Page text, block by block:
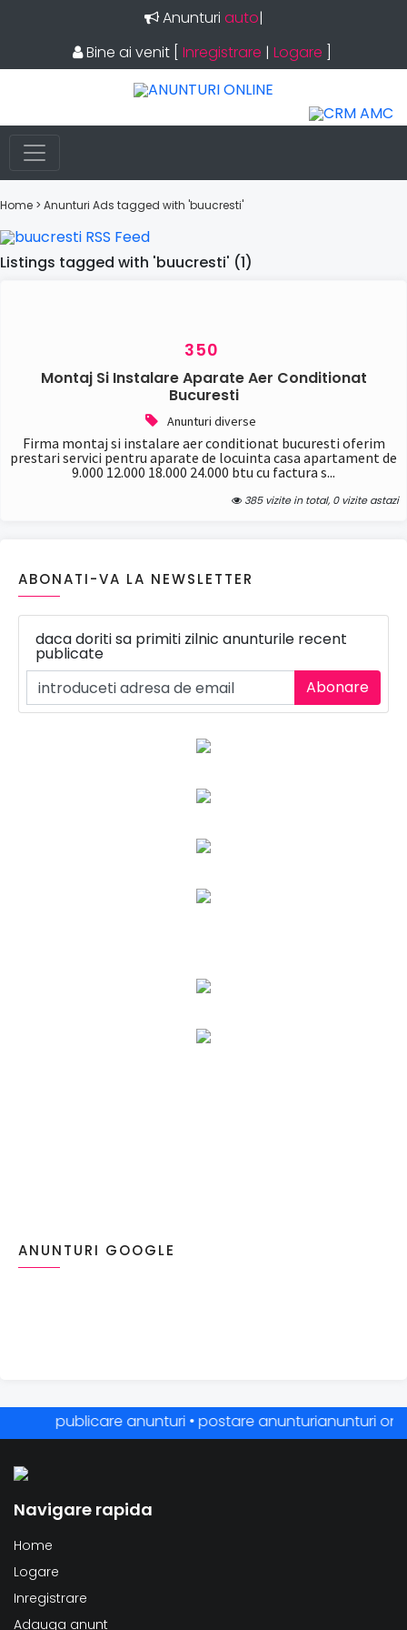
Anunturi auto|
Bine ai venit
Inregistrare | Logare
Home > Anunturi Ads tagged with 'buucresti'
Listings tagged with 'buucresti' (1)
350
Montaj Si Instalare Aparate Aer Conditionat
Bucuresti
Anunturi diverse
Firma montaj si instalare aer conditionat bucuresti oferim
prestari servici pentru aparate de locuinta casa apartament de
9.000 12.000 18.000 24.000 btu cu factura s...
385 vizite in total, 0 vizite astazi
ABONATI-VA LA NEWSLETTER
daca doriti sa primiti zilnic anunturile recent
publicate
ANUNTURI GOOGLE
publicare anunturi • postare anunturianunturi
Navigare rapida
Home
Logare
Inregistrare
Adauga anunt